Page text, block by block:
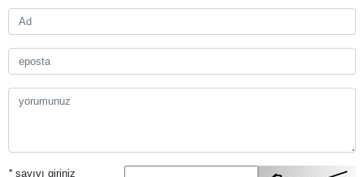
*sayıyı giriniz